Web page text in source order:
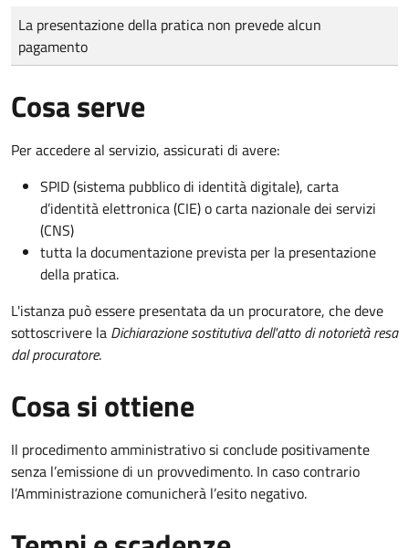
Tipo di pagamento
Importo
La presentazione della pratica non prevede alcun
pagamento
Cosa serve
Per accedere al servizio, assicurati di avere:
SPID (sistema pubblico di identità digitale), carta
d’identità elettronica (CIE) o carta nazionale dei servizi
(CNS)
tutta la documentazione prevista per la presentazione
della pratica.
L'istanza può essere presentata da un procuratore, che deve
sottoscrivere la Dichiarazione sostitutiva dell'atto di notorietà resa
dal procuratore.
Cosa si ottiene
Il procedimento amministrativo si conclude positivamente
senza l’emissione di un provvedimento. In caso contrario
l’Amministrazione comunicherà l’esito negativo.